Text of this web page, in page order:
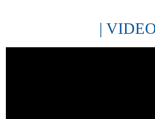
|